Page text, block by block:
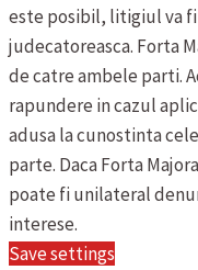
este posibil, litigiul va
judecatoreasca. Forta
de catre ambele parti.
rapundere in cazul
adusa la cunostinta
parte. Daca Forta
poate fi unilateral
interese.
Save settings